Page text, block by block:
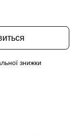
знижки